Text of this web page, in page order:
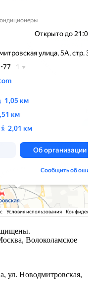
Волоколамское
ул. Новодмитровская,